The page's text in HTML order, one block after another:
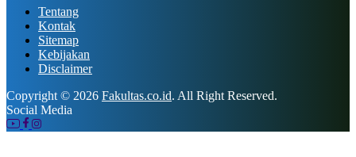
Tentang
Kontak
Sitemap
Kebijakan
Disclaimer
Copyright © 2026 Fakultas.co.id. All Right Reserved.
Social Media